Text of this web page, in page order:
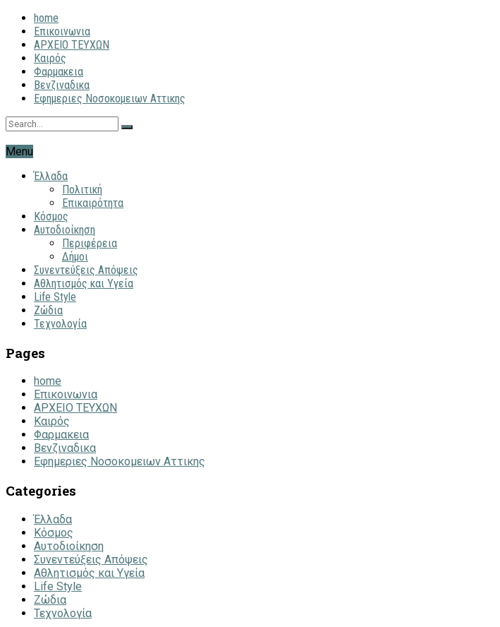
home
Επικοινωνια
ΑΡΧΕΙΟ ΤΕΥΧΩΝ
Καιρός
Φαρμακεια
Βενζιναδικα
Εφημεριες Νοσοκομειων Αττικης
Menu
Έλλαδα
Πολιτική
Επικαιρότητα
Κόσμος
Αυτοδιοίκηση
Περιφέρεια
Δήμοι
Συνεντεύξεις Απόψεις
Αθλητισμός και Υγεία
Life Style
Ζώδια
Τεχνολογία
Pages
home
Επικοινωνια
ΑΡΧΕΙΟ ΤΕΥΧΩΝ
Καιρός
Φαρμακεια
Βενζιναδικα
Εφημεριες Νοσοκομειων Αττικης
Categories
Έλλαδα
Κόσμος
Αυτοδιοίκηση
Συνεντεύξεις Απόψεις
Αθλητισμός και Υγεία
Life Style
Ζώδια
Τεχνολογία